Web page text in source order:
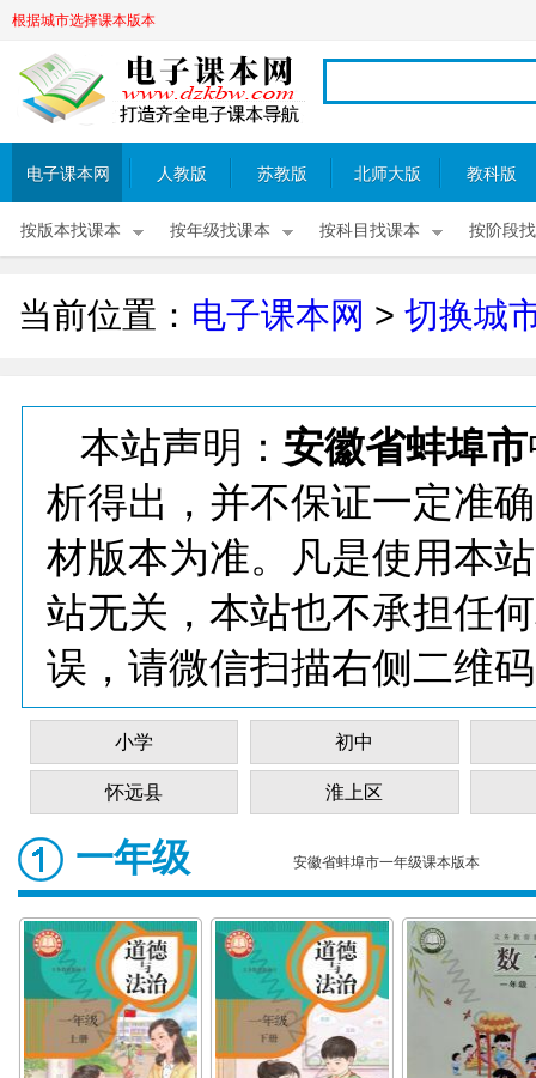
根据城市选择课本版本
电子课本网 人教版 苏教版 北师大版 教科版
按版本找课本 按年级找课本 按科目找课本 按阶段
当前位置： 电子课本网 > 切换城
本站声明： 安徽省蚌埠市
析得出，并不保证一定准
材版本为准。凡是使用本
站无关，本站也不承担任
误，请微信扫描右侧二维
小学 初中
怀远县 淮上区
一年级 安徽省蚌埠市一年级课本版本